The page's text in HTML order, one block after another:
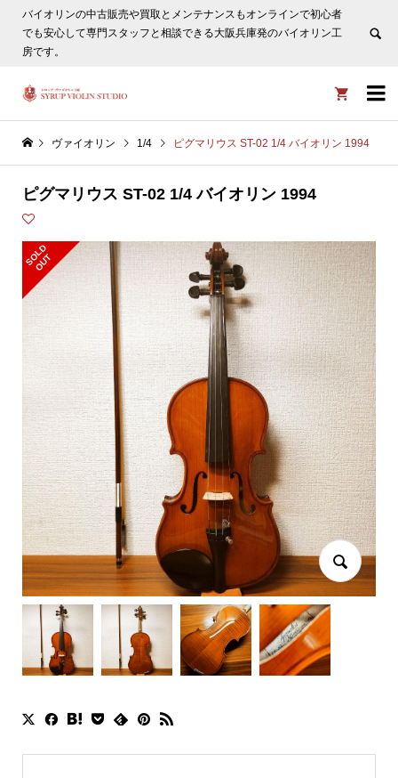
バイオリンの中古販売や買取とメンテナンスもオンラインで初心者
でも安心して専門スタッフと相談できる大阪兵庫発のバイオリン工
房です。


ヴァイオリン 1/4 ピグマリウス ST-02 1/4 バイオリン 1994
ピグマリウス ST-02 1/4 バイオリン 1994
S
O
L
D
O
U
T
ヴァイオリン選びについてタサカ工房長にLINE相談も頂けま
す。非表示